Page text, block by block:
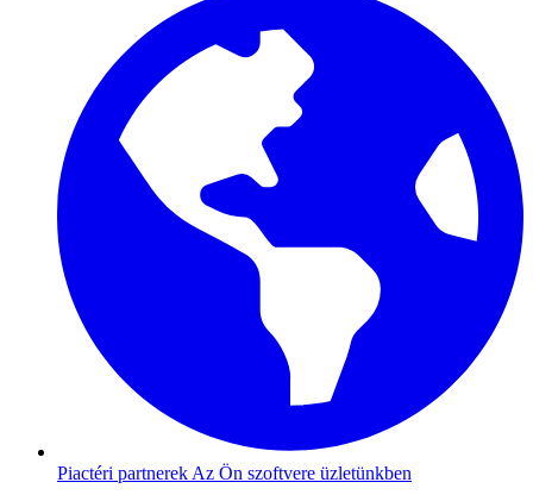
Piactéri partnerek Az Ön szoftvere üzletünkben